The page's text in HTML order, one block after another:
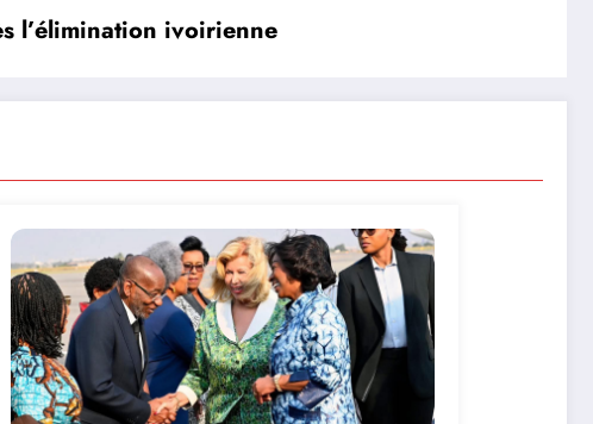
l’élimination ivoirienne